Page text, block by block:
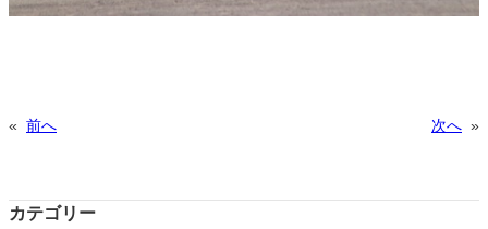
« 前へ 次へ »
カテゴリー